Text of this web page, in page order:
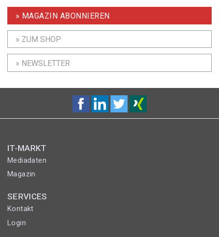
» MAGAZIN ABONNIEREN
» ZUM SHOP
» NEWSLETTER
IT-MARKT
Mediadaten
Magazin
SERVICES
Kontakt
Login